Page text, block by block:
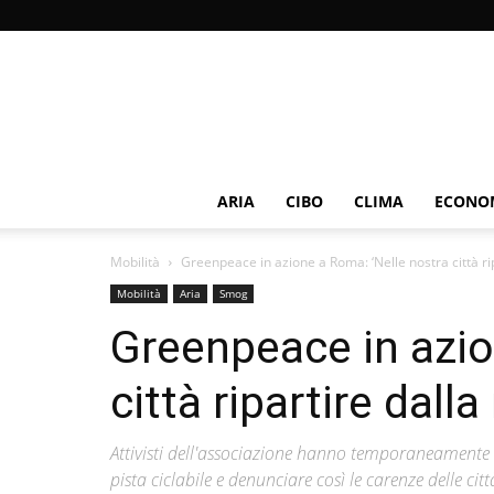
ARIA CIBO CLIMA
Mobilità Greenpeace in azione a Roma: ‘Nelle nostra città
Mobilità Aria Smog
Greenpeace in
città ripartire dalla
Attivisti dell'associazione hanno
pista ciclabile e denunciare così le carenze delle